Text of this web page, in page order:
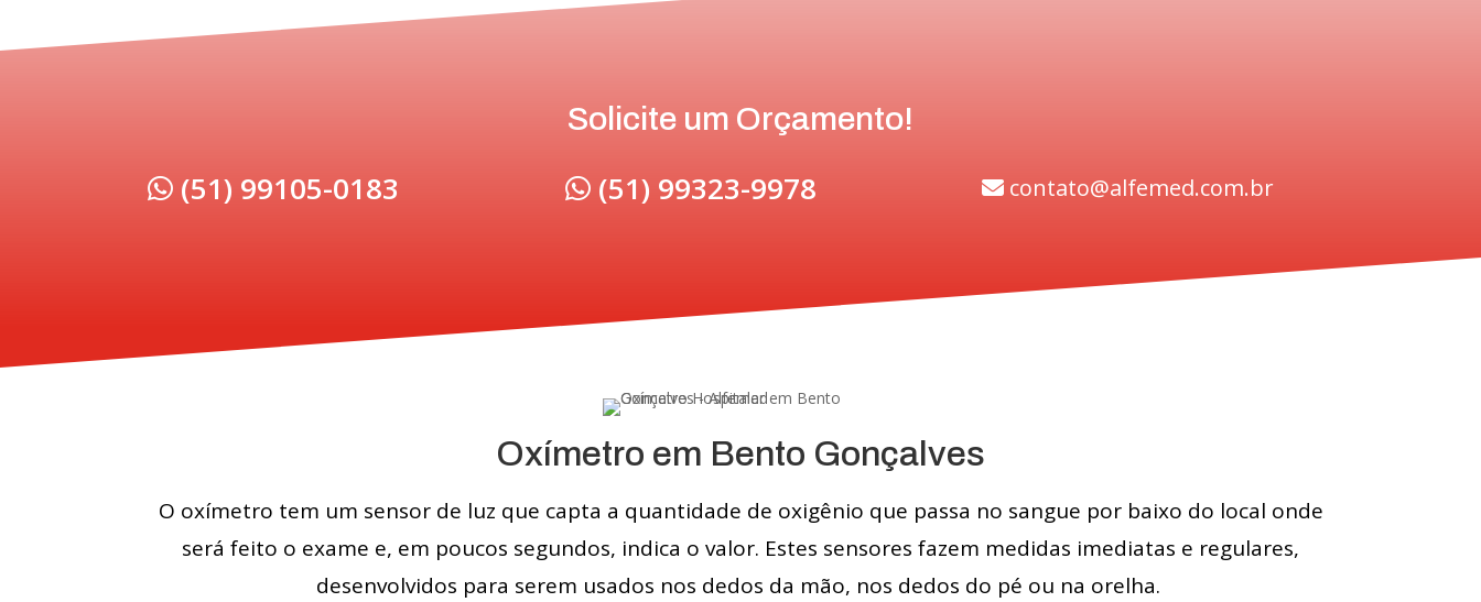
Solicite um Orçamento!
(51) 99105-0183 (51) 99323-9978 contato@alfemed.com.br
Oxímetro em Bento Gonçalves
O oxímetro tem um sensor de luz que capta a quantidade de oxigênio que passa no sangue por baixo do local onde
será feito o exame e, em poucos segundos, indica o valor. Estes sensores fazem medidas imediatas e regulares,
desenvolvidos para serem usados nos dedos da mão, nos dedos do pé ou na orelha.